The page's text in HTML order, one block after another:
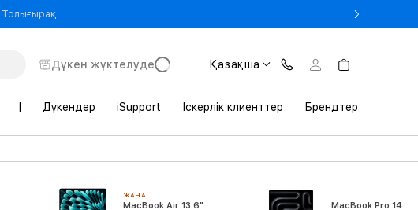
Толығырақ- Студенттік билетті көрсеткенде MacBook-қа –3% жеңілдік
Дүкен жүктелуде Қазақша
Дүкендер iSupport Іскерлік клиенттер Брендтер
ЖАҢА
MacBook Air 13.6"
MacBook Pro 14.2"